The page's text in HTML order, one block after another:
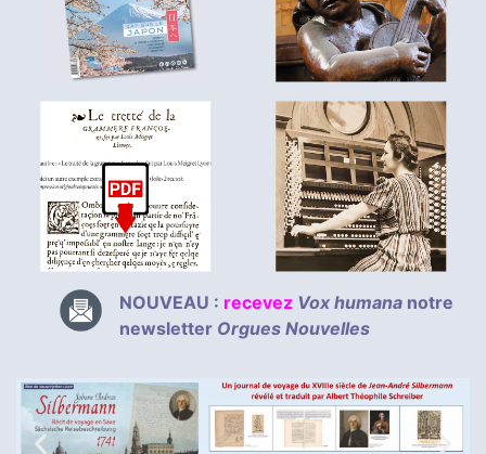
NOUVEAU : recevez Vox humana notre
newsletter Orgues Nouvelles